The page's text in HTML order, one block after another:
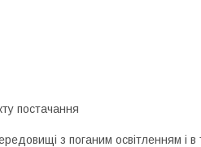
постачання
з поганим освітленням і в